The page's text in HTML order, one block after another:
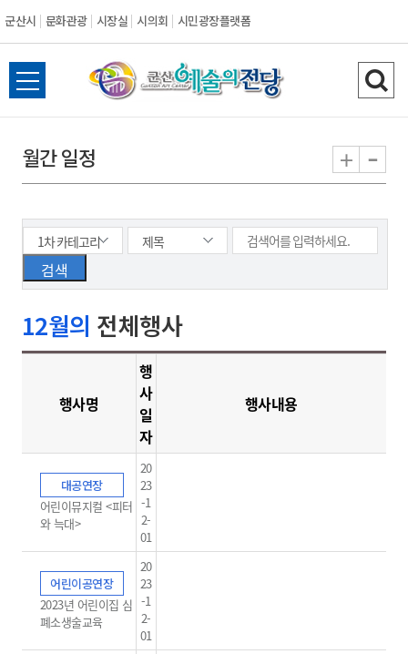
군산시 문화관광 시장실 시의회 시민광장플랫폼
군
산
전
체
뉴
열
검
색
기
월간 일정 + -
12월의 전체행사
행사명
행
사
일
자
행사내용
대공연장
어린이뮤지컬 <피터
와 늑대>
20
23
-1
2-
01
어린이공연장
2023년 어린이집 심
폐소생술교육
20
23
-1
2-
01